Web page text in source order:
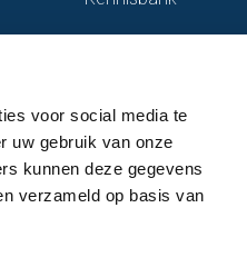
voor social media te
uw gebruik van onze
kunnen deze gegevens
verzameld op basis van